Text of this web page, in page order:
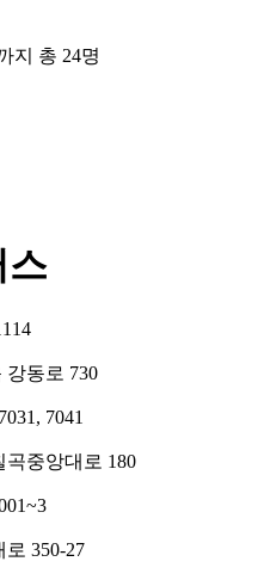
지 총 24명
스
강동로 730
7041
곡중앙대로 180
350-27